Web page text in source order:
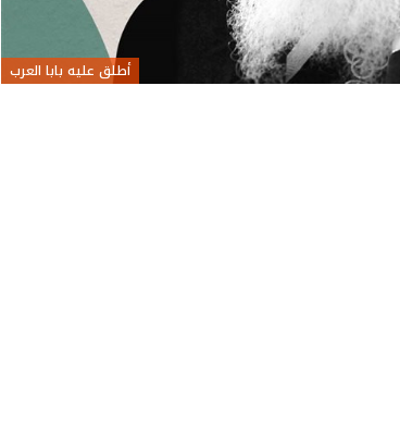
أطلق عليه بابا العرب